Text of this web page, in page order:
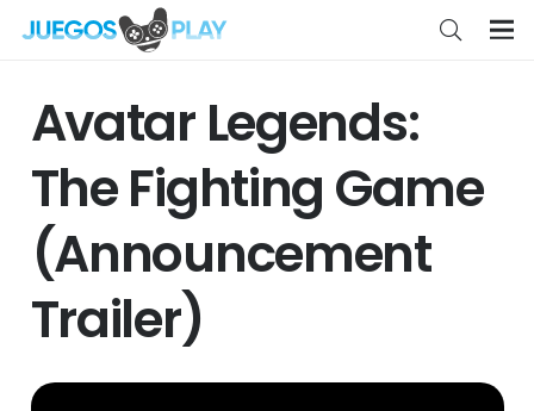
Avatar Legends:
The Fighting Game
(Announcement
Trailer)